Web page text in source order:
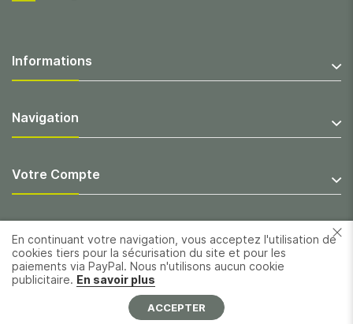
En continuant votre navigation, vous acceptez l'utilisation de
cookies tiers pour la sécurisation du site et pour les
paiements via PayPal. Nous n'utilisons aucun cookie
publicitaire. En savoir plus
ACCEPTER
Informations
Navigation
Votre Compte